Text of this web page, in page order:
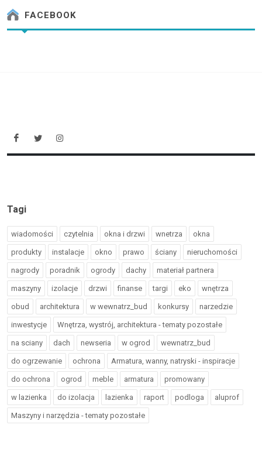
FACEBOOK
Tagi
wiadomości czytelnia okna i drzwi wnetrza okna
produkty instalacje okno prawo ściany nieruchomości
nagrody poradnik ogrody dachy materiał partnera
maszyny izolacje drzwi finanse targi eko wnętrza
obud architektura w wewnatrz_bud konkursy narzedzie
inwestycje Wnętrza, wystrój, architektura - tematy pozostałe
na sciany dach newseria w ogrod wewnatrz_bud
do ogrzewanie ochrona Armatura, wanny, natryski - inspiracje
do ochrona ogrod meble armatura promowany
w lazienka do izolacja lazienka raport podloga aluprof
Maszyny i narzędzia - tematy pozostałe